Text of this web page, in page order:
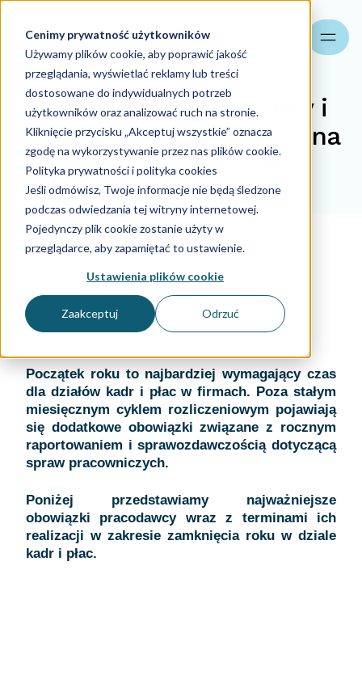
Cenimy prywatność użytkowników
Używamy plików cookie, aby poprawić jakość
przeglądania, wyświetlać reklamy lub treści
dostosowane do indywidualnych potrzeb
użytkowników oraz analizować ruch na stronie.
Kliknięcie przycisku „Akceptuj wszystkie” oznacza
zgodę na wykorzystywanie przez nas plików cookie.
Polityka prywatności i polityka cookies
Jeśli odmówisz, Twoje informacje nie będą śledzone
podczas odwiedzania tej witryny internetowej.
Pojedynczy plik cookie zostanie użyty w
przeglądarce, aby zapamiętać to ustawienie.
Ustawienia plików cookie
Zaakceptuj Odrzuć
Najważniejsze terminy i
obowiązki pracodawcy na
przełomie roku
30.12.2025
Aider Polska30.12.2025
Blog
Początek roku to najbardziej wymagający czas
dla działów kadr i płac w firmach. Poza stałym
miesięcznym cyklem rozliczeniowym pojawiają
się dodatkowe obowiązki związane z rocznym
raportowaniem i sprawozdawczością dotyczącą
spraw pracowniczych.
Poniżej przedstawiamy najważniejsze
obowiązki pracodawcy wraz z terminami ich
realizacji w zakresie zamknięcia roku w dziale
kadr i płac.